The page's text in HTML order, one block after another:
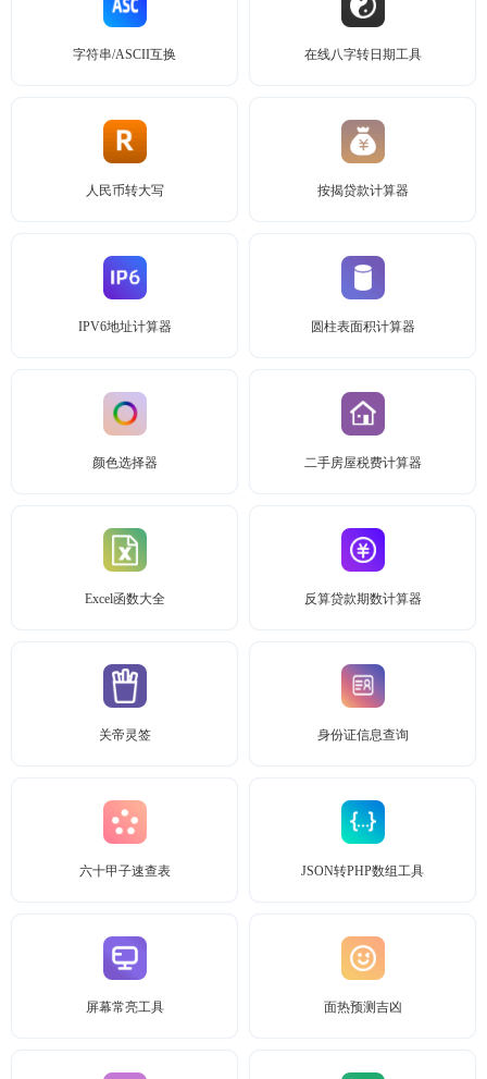
字符串/ASCII互换 在线八字转日期工具
人民币转大写 按揭贷款计算器
IPV6地址计算器 圆柱表面积计算器
颜色选择器 二手房屋税费计算器
Excel函数大全 反算贷款期数计算器
关帝灵签 身份证信息查询
六十甲子速查表 JSON转PHP数组工具
屏幕常亮工具 面热预测吉凶